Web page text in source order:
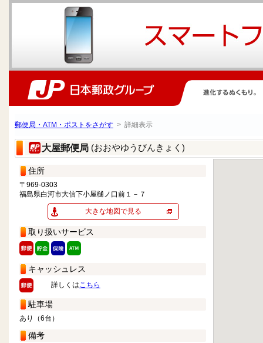
郵便局・ATM・ポストをさがす > 詳細表示
大屋郵便局 (おおやゆうびんきょく)
住所
〒969-0303
福島県白河市大信下小屋樋ノ口前１－７
大きな地図で見る
取り扱いサービス
キャッシュレス
詳しくはこちら
駐車場
あり（6台）
備考